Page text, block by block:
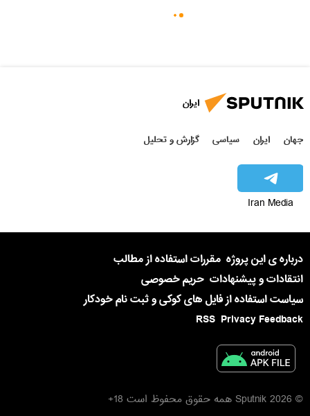
ایران
جهان ایران سیاسی گزارش و تحلیل
Iran Media
درباره ی این پروژه مقررات استفاده از مطالب
انتقادات و پیشنهادات حریم خصوصی
سیاست استفاده از فایل های کوکی و ثبت نام خودکار
Privacy Feedback
RSS
© 2026 Sputnik همه حقوق محفوظ است 18+